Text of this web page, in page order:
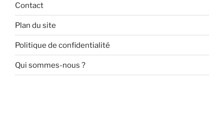
Contact
Plan du site
Politique de confidentialité
Qui sommes-nous ?